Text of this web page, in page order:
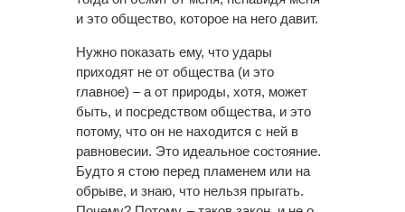
и это общество, которое на него давит.
Нужно показать ему, что удары
приходят не от общества (и это
главное) – а от природы, хотя, может
быть, и посредством общества, и это
потому, что он не находится с ней в
равновесии. Это идеальное состояние.
Будто я стою перед пламенем или на
обрыве, и знаю, что нельзя прыгать.